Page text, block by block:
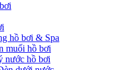
hồ bơi & Spa
muối hồ bơi
nước hồ bơi